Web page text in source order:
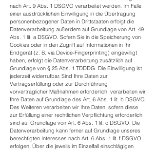
nach Art. 9 Abs. 1 DSGVO verarbeitet werden. Im Falle
einer ausdrücklichen Einwilligung in die Übertragung
personenbezogener Daten in Drittstaaten erfolgt die
Datenverarbeitung außerdem auf Grundlage von Art. 49
Abs. 1 lit. a DSGVO. Sofern Sie in die Speicherung von
Cookies oder in den Zugriff auf Informationen in Ihr
Endgerät (z. B. via Device-Fingerprinting) eingewilligt
haben, erfolgt die Datenverarbeitung zusätzlich auf
Grundlage von § 25 Abs. 1 TDDDG. Die Einwilligung ist
jederzeit widerrufbar. Sind Ihre Daten zur
Vertragserfüllung oder zur Durchführung
vorvertraglicher Maßnahmen erforderlich, verarbeiten wir
Ihre Daten auf Grundlage des Art. 6 Abs. 1 lit. b DSGVO.
Des Weiteren verarbeiten wir Ihre Daten, sofern diese
zur Erfüllung einer rechtlichen Verpflichtung erforderlich
sind auf Grundlage von Art. 6 Abs. 1 lit. c DSGVO. Die
Datenverarbeitung kann ferner auf Grundlage unseres
berechtigten Interesses nach Art. 6 Abs. 1 lit. f DSGVO
erfolgen. Über die jeweils im Einzelfall einschlägigen